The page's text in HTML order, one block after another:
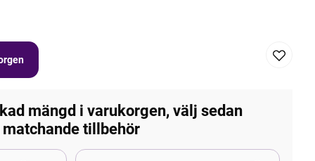
mängd i varukorgen, välj sedan
matchande tillbehör